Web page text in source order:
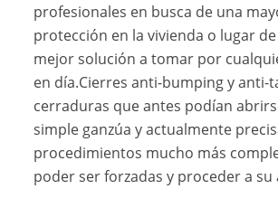
profesionales en busca de una
protección en la vivienda o lugar
mejor solución a tomar por
en día.Cierres anti-bumping y anti-
cerraduras que antes podían
simple ganzúa y actualmente
procedimientos mucho más
poder ser forzadas y proceder a